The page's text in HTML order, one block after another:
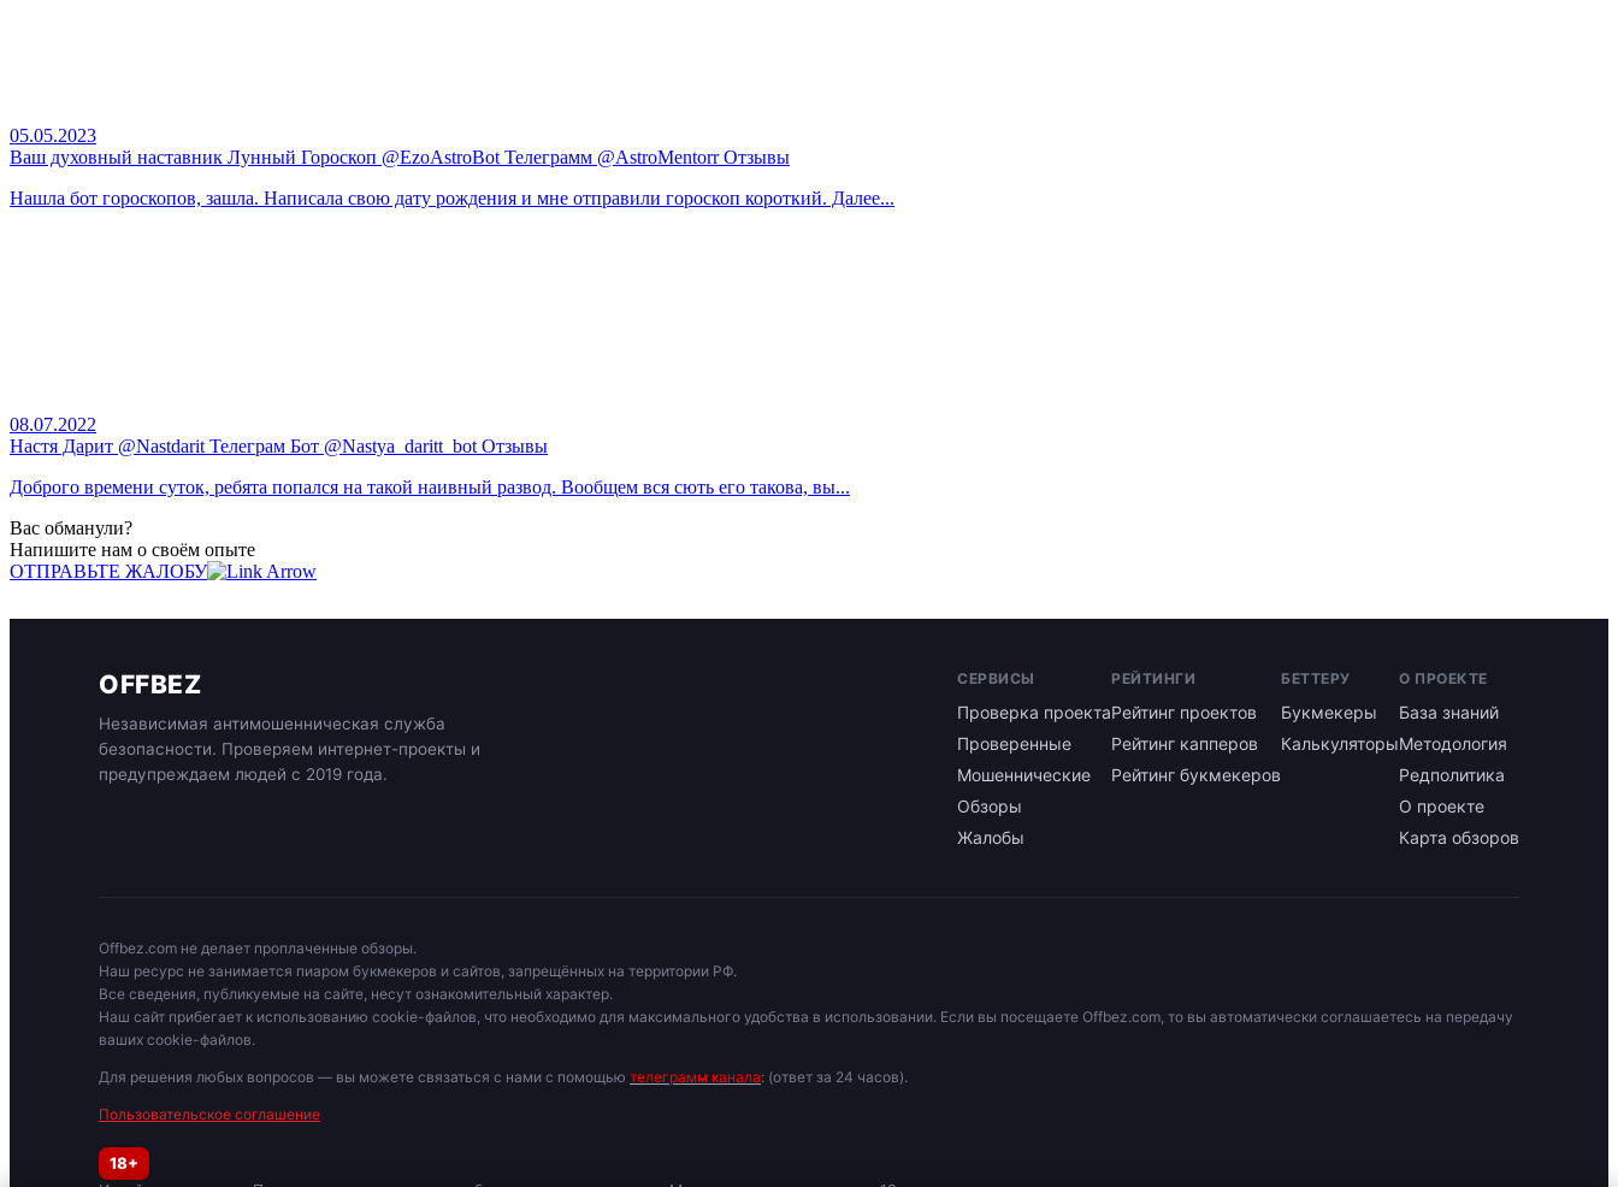
05.05.2023
Ваш духовный наставник Лунный Гороскоп @EzoAstroBot Телеграмм @AstroMentorr Отзывы
Нашла бот гороскопов, зашла. Написала свою дату рождения и мне отправили гороскоп короткий. Далее...
08.07.2022
Настя Дарит @Nastdarit Телеграм Бот @Nastya_daritt_bot Отзывы
Доброго времени суток, ребята попался на такой наивный развод. Вообщем вся сють его такова, вы...
Вас обманули?
Напишите нам о своём опыте
ОТПРАВЬТЕ ЖАЛОБУ
OFFBEZ
Независимая антимошенническая служба
безопасности. Проверяем интернет-проекты и
предупреждаем людей с 2019 года.
СЕРВИСЫ
Проверка проекта
Проверенные
Мошеннические
Обзоры
Жалобы
РЕЙТИНГИ
Рейтинг проектов
Рейтинг капперов
Рейтинг букмекеров
БЕТТЕРУ
Букмекеры
Калькуляторы
О ПРОЕКТЕ
База знаний
Методология
Редполитика
О проекте
Карта обзоров
Offbez.com не делает проплаченные обзоры.
Наш ресурс не занимается пиаром букмекеров и сайтов, запрещённых на территории РФ.
Все сведения, публикуемые на сайте, несут ознакомительный характер.
Наш сайт прибегает к использованию cookie-файлов, что необходимо для максимального удобства в использовании. Если вы посещаете Offbez.com, то вы автоматически соглашаетесь на передачу
ваших cookie-файлов.
Для решения любых вопросов — вы можете связаться с нами с помощью телеграмм канала: (ответ за 24 часов).
Пользовательское соглашение
18+